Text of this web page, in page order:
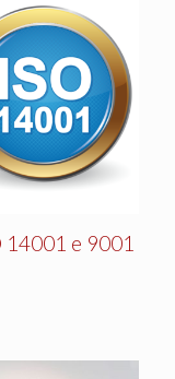
14001 e 9001